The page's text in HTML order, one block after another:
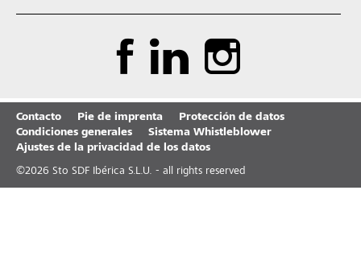
Contacto Pie de imprenta
Protección de datos
Condiciones generales
Sistema Whistleblower
Ajustes de la privacidad de los datos
©2026 Sto SDF Ibérica S.L.U. - all rights reserved